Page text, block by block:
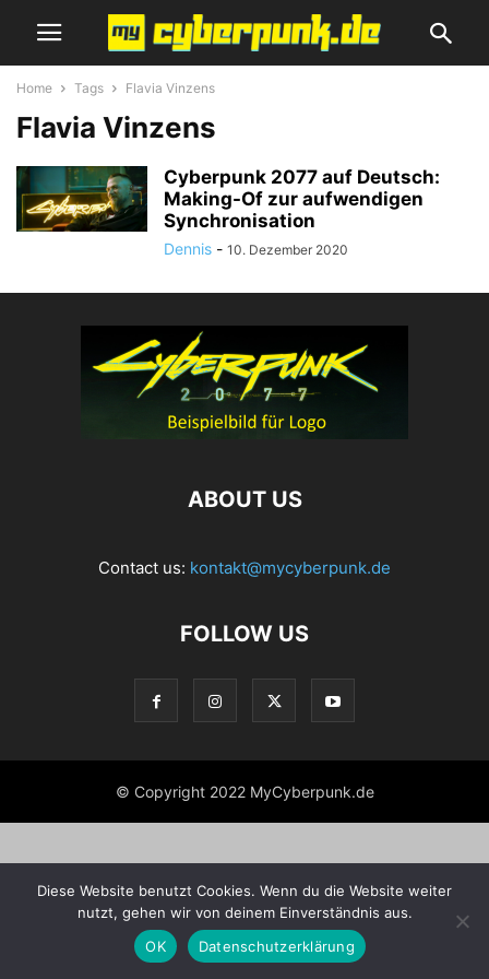
Home Tags Flavia Vinzens
Flavia Vinzens
Cyberpunk 2077 auf Deutsch:
Making-Of zur aufwendigen
Synchronisation
Dennis - 10. Dezember 2020
ABOUT US
Contact us: kontakt@mycyberpunk.de
FOLLOW US
© Copyright 2022 MyCyberpunk.de
Diese Website benutzt Cookies. Wenn du die Website weiter
nutzt, gehen wir von deinem Einverständnis aus.
OK
Datenschutzerklärung